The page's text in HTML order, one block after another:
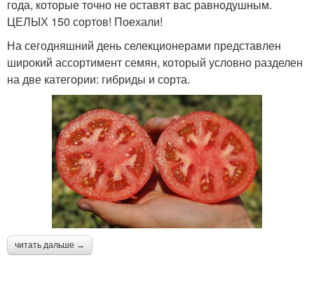
года, которые точно не оставят вас равнодушным.
ЦЕЛЫХ 150 сортов! Поехали!
На сегодняшний день селекционерами представлен
широкий ассортимент семян, который условно разделен
на две категории: гибриды и сорта.
читать дальше →